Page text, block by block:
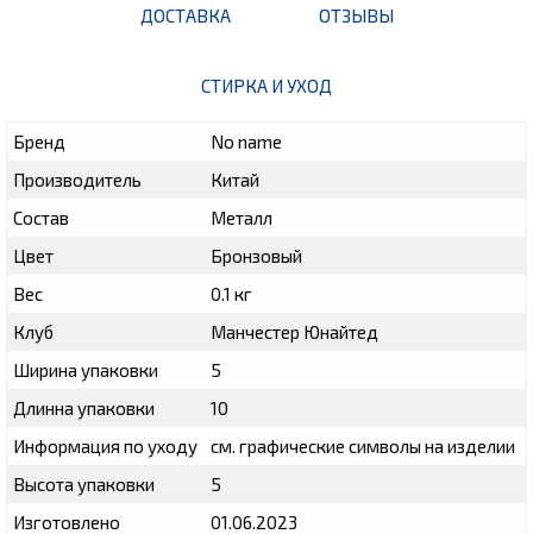
ДОСТАВКА ОТЗЫВЫ
СТИРКА И УХОД
Бренд
No name
Производитель
Китай
Состав
Металл
Цвет
Бронзовый
Вес
0.1 кг
Клуб
Манчестер Юнайтед
Ширина упаковки
5
Длинна упаковки
10
Информация по уходу
см. графические символы на изделии
Высота упаковки
5
Изготовлено
01.06.2023